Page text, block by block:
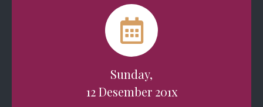
Sunday,
12 Desember 201x